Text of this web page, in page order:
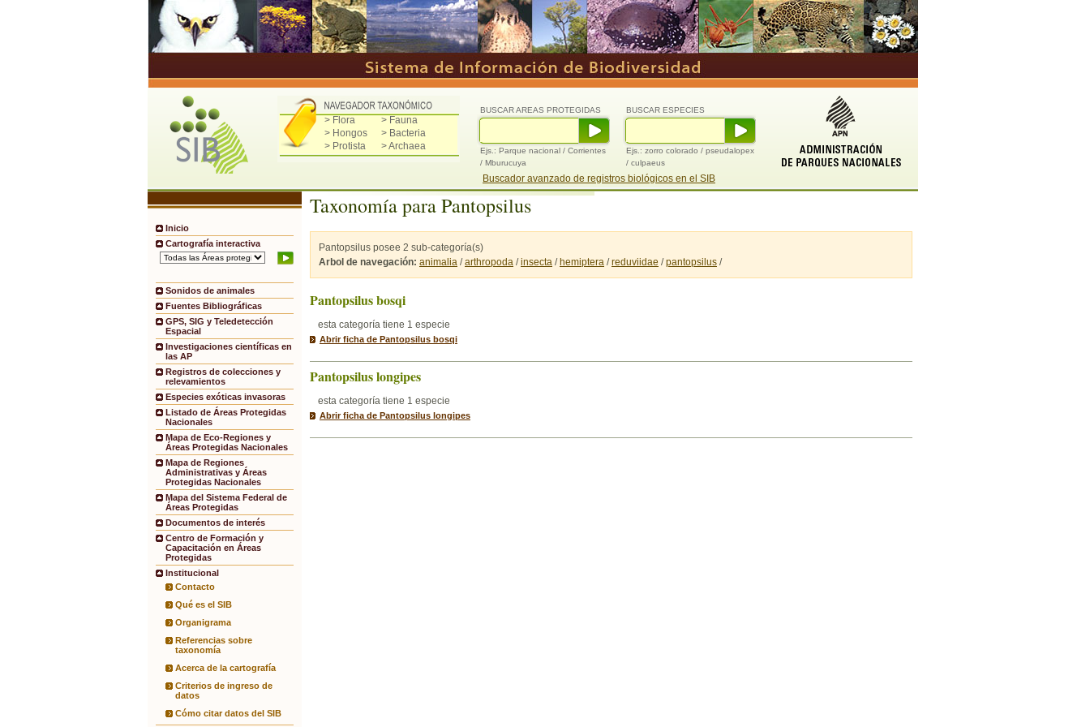
> Flora
> Fauna
> Hongos
> Bacteria
> Protista
> Archaea
BUSCAR ESPECIES
Ejs.: zorro colorado / pseudalopex
/ culpaeus
BUSCAR AREAS PROTEGIDAS
Ejs.: Parque nacional / Corrientes
/ Mburucuya
Buscador avanzado de registros biológicos en el SIB
Inicio
Cartografía interactiva
Sonidos de animales
Fuentes Bibliográficas
GPS, SIG y Teledetección
Espacial
Investigaciones científicas en
las AP
Registros de colecciones y
relevamientos
Especies exóticas invasoras
Listado de Áreas Protegidas
Nacionales
Mapa de Eco-Regiones y
Áreas Protegidas Nacionales
Mapa de Regiones
Administrativas y Áreas
Protegidas Nacionales
Mapa del Sistema Federal de
Áreas Protegidas
Documentos de interés
Centro de Formación y
Capacitación en Áreas
Protegidas
Institucional
Contacto
Qué es el SIB
Organigrama
Referencias sobre
taxonomía
Acerca de la cartografía
Criterios de ingreso de
datos
Cómo citar datos del SIB
Taxonomía para Pantopsilus
Pantopsilus posee 2 sub-categoría(s)
Arbol de navegación: animalia /arthropoda /insecta / hemiptera /reduviidae /pantopsilus /
Pantopsilus bosqi
esta categoría tiene 1 especie
Abrir ficha de Pantopsilus bosqi
Pantopsilus longipes
esta categoría tiene 1 especie
Abrir ficha de Pantopsilus longipes